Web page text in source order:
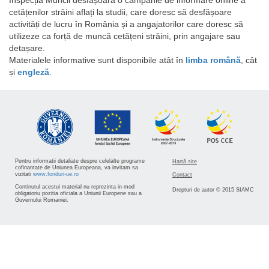
cetățenilor străini aflați la studii, care doresc să desfășoare
activități de lucru în România și a angajatorilor care doresc să
utilizeze ca forță de muncă cetățeni străini, prin angajare sau
detașare.
Materialele informative sunt disponibile atât în limba română , cât
și engleză
Pentru informatii detaliate despre celelalte programe
cofinantate de Uniunea Europeana, va invitam sa
vizitati www.fonduri-ue.ro
Continutul acestui material nu reprezinta in mod
obligatoriu pozitia oficiala a Uniunii Europene sau a
Guvernului Romaniei.
Hartă site
Contact
Drepturi de autor © 2015 SIAMC